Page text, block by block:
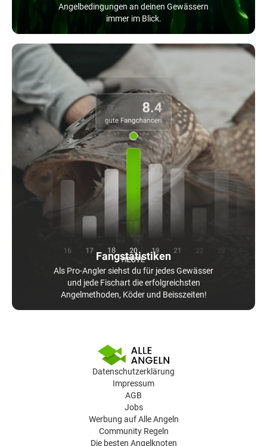
Angelbedingungen an deinen Gewässern
immer im Blick.
Fangstatistiken
Als Pro-Angler siehst du für jedes Gewässer
und jede Fischart die erfolgreichsten
Angelmethoden, Köder und Beisszeiten!
Datenschutzerklärung
Impressum
AGB
Jobs
Werbung auf Alle Angeln
Community Regeln
Die besten Angelknoten